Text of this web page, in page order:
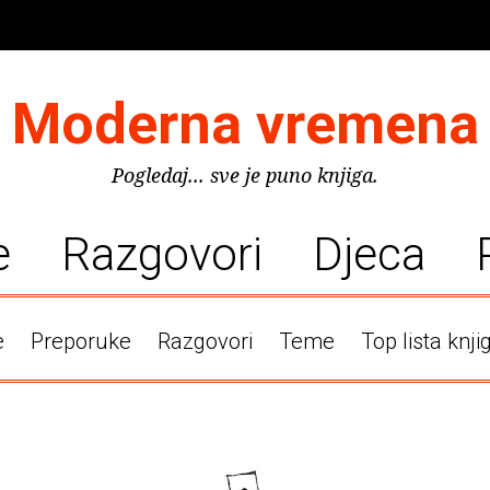
Moderna vremena
Pogledaj... sve je puno knjiga.
Razgovori Djeca
Preporuke Razgovori Teme Top lista